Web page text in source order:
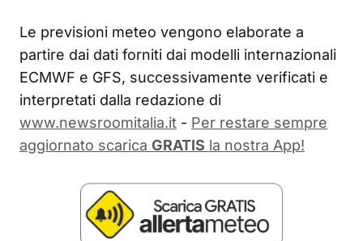
Le previsioni meteo vengono elaborate a
partire dai dati forniti dai modelli internazionali
ECMWF e GFS, successivamente verificati e
interpretati dalla redazione di
www.newsroomitalia.it - Per restare sempre
aggiornato scarica GRATIS la nostra App!